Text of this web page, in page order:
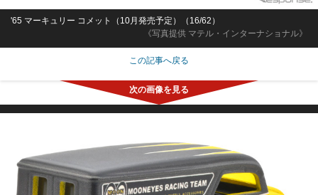
《写真提供 マテル・インターナショナル》
'65 マーキュリー コメット（10月発売予定）（16/62）
この記事へ戻る